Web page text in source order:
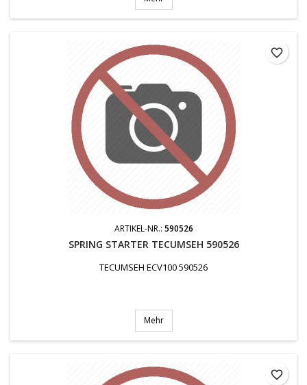
ARTIKEL-NR.: 590526
SPRING STARTER TECUMSEH 590526
TECUMSEH ECV100 590526
Mehr
favorite_border
favorite_border